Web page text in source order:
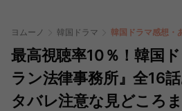
ヨムーノ 韓国ドラマ 韓国ドラマ感想・
最高視聴率10％！韓国
ラン法律事務所』全16
タバレ注意な見どころ